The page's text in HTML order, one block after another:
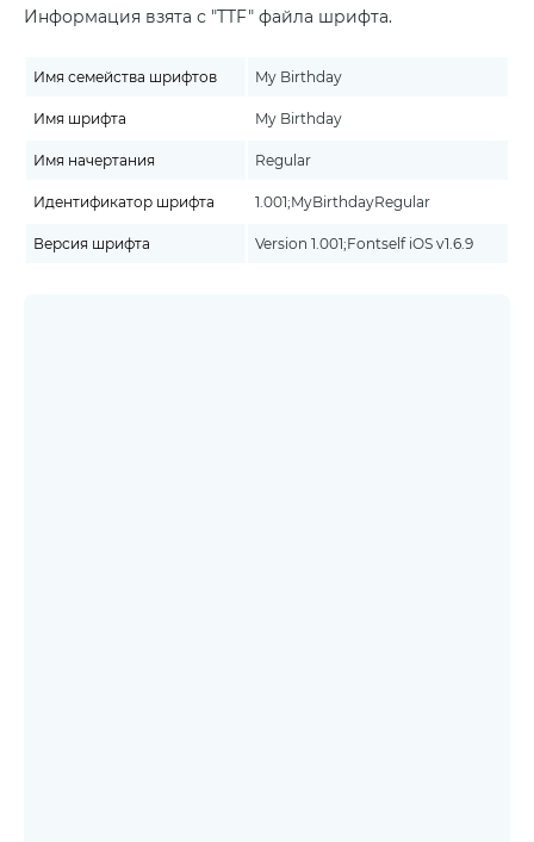
Информация взята с "TTF" файла шрифта.
Имя семейства шрифтов My Birthday
Имя шрифта My Birthday
Имя начертания Regular
Идентификатор шрифта 1.001;MyBirthdayRegular
Версия шрифта Version 1.001;Fontself iOS v1.6.9